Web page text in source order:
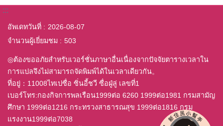
:::
อัพเดทวันที่
2026-08-07
จำนวนผู้เยี่ยมชม
503
◎ต้องขออภัยสำหรับเวอร์ชั่นภาษาอื่นเนื่องจากปัจจัยตารางเวลาใน
การแปลจึงไม่สามารถจัดพิมพ์ได้ในเวลาเดียวกัน。
ที่อยู่：11008ไทเปซื่อ ซิ่นอี้ชวี ซื่อฝู่ลู่ เลขที่1
เบอร์โทร:กองกิจการพลเรือน1999ต่อ 6260 1999ต่อ1981 กรมสามัญ
ศึกษา 1999ต่อ1216 กระทรวงสาธารณสุข 1999ต่อ1816 กรม
แรงงาน1999ต่อ7038